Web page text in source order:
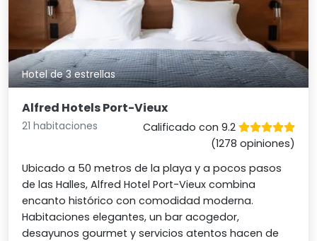
Hotel de 3 estrellas
Alfred Hotels Port-Vieux
21 habitaciones
Calificado con 9.2
(1278 opiniones)
Ubicado a 50 metros de la playa y a pocos pasos
de las Halles, Alfred Hotel Port-Vieux combina
encanto histórico con comodidad moderna.
Habitaciones elegantes, un bar acogedor,
desayunos gourmet y servicios atentos hacen de